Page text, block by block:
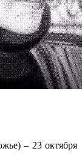
– 23 октября